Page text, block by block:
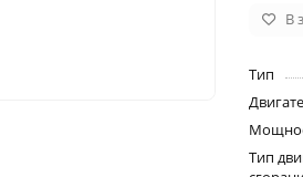
В
Тип
Тип